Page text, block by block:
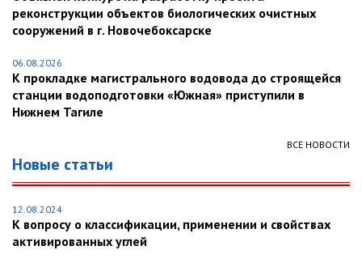
реконструкции объектов биологических очистных
сооружений в г. Новочебоксарске
06.08.2026
К прокладке магистрального водовода до строящейся
станции водоподготовки «Южная» приступили в
Нижнем Тагиле
ВСЕ НОВОСТИ
Новые статьи
12.08.2024
К вопросу о классификации, применении и свойствах
активированных углей